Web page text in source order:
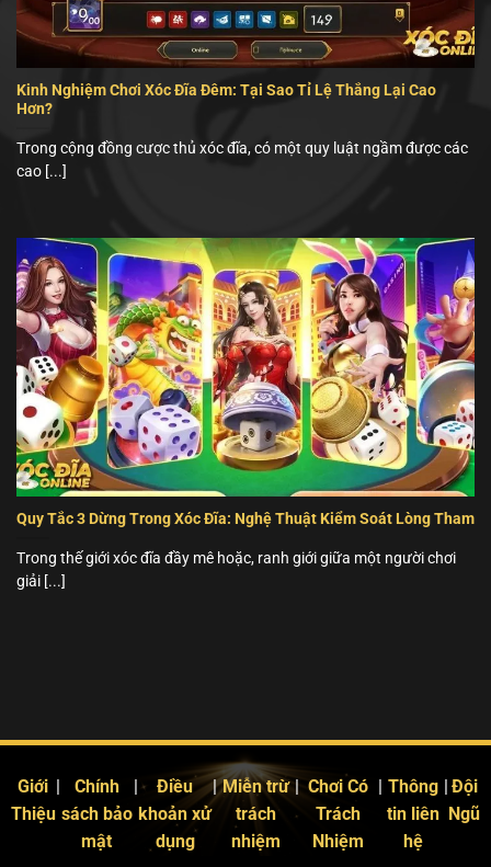
Kinh Nghiệm Chơi Xóc Đĩa Đêm: Tại Sao Tỉ Lệ Thắng Lại Cao
Hơn?
Trong cộng đồng cược thủ xóc đĩa, có một quy luật ngầm được các
cao [...]
Quy Tắc 3 Dừng Trong Xóc Đĩa: Nghệ Thuật Kiểm Soát Lòng Tham
Trong thế giới xóc đĩa đầy mê hoặc, ranh giới giữa một người chơi
giải [...]
Giới
Thiệu
Chính
sách bảo
mật
Điều
khoản xử
dụng
| Miễn trừ
trách
nhiệm
Chơi Có
Trách
Nhiệm
Thông
tin liên
hệ
Đội
Ngũ